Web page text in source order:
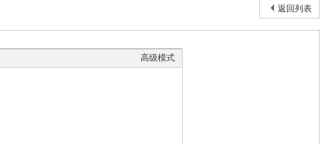
返回列表
高级模式